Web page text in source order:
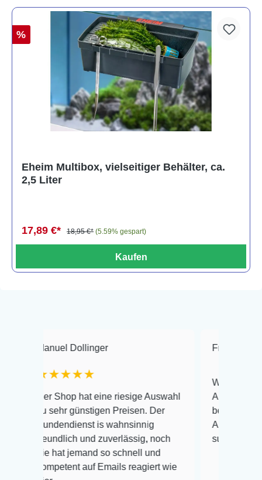
%
Eheim Multibox, vielseitiger Behälter, ca.
2,5 Liter
17,89 €* 18,95 €* (5.59% gespart)
Kaufen
Dollinger
Shop hat eine riesige Auswahl
sehr günstigen Preisen. Der
is wahnsinnig
und zuverlässig, noch
hat jemand so schnell und
auf Emails reagiert wie
Frank Hackmayer
Warenanlieferung
Auswahl plus
befinden der Fische
Alles ist quick
super Zustand.